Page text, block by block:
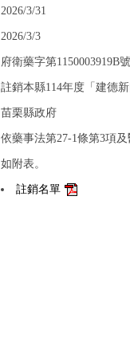
2026/3/31
2026/3/3
府衛藥字第1150003919B號
註銷本縣114年度「建德
苗栗縣政府
依藥事法第27-1條第3項
如附表。
註銷名單